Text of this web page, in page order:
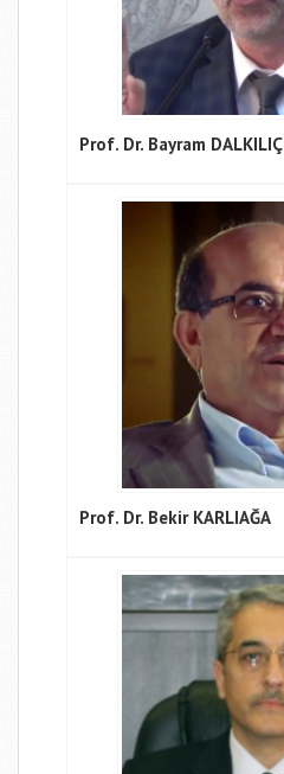
Prof. Dr. Bayram DALKILIÇ
Prof. Dr. Bekir KARLIAĞA